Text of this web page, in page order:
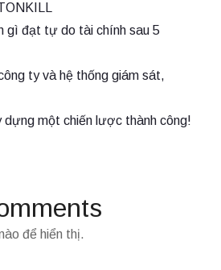
gì đạt tự do tài chính sau 5
ty và hệ thống giám sát,
dựng một chiến lược thành công!
để hiển thị.